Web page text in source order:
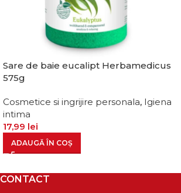
Sare de baie eucalipt Herbamedicus
575g
Cosmetice si ingrijire personala, Igiena
intima
17,99 lei
ADAUGĂ ÎN COȘ
CONTACT